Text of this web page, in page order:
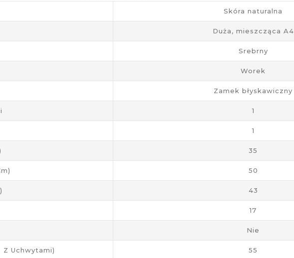
Skóra naturalna
Duża, mieszcząca A4
Srebrny
Worek
Zamek błyskawiczny
1
1
35
50
43
17
Nie
Uchwytami) 55